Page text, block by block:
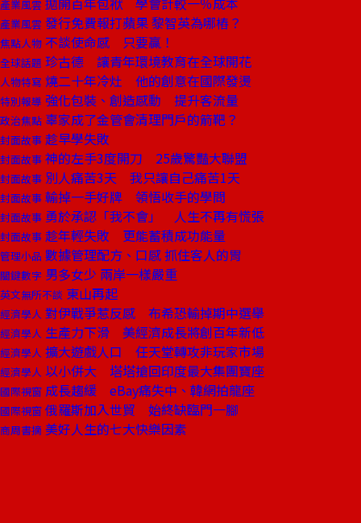
產業風雲
產業風雲 發行免費報打蘋果 黎智英為哪樁？
焦點人物 不談使命感 只要贏！
全球話題 珍古德 讓青年環境教育在全球開花
人物特寫 燒二十年冷灶 他的創意在國際發燙
特別報導 強化包裝、創造感動 提升客流量
政治焦點 辜家成了金管會清理門戶的箭靶？
封面故事 趁早學失敗
封面故事 神的左手3度開刀 25歲驚豔大聯盟
封面故事 別人痛苦3天 我只讓自己痛苦1天
封面故事 輸掉一手好牌 領悟收手的學問
封面故事 勇於承認「我不會」 人生不再有慌張
封面故事 趁年輕失敗 更能蓄積成功能量
管理小品 數據管理配方、口感 抓住客人的胃
關鍵數字 男多女少 兩岸一樣嚴重
英文無所不談 東山再起
經濟學人 對伊戰爭惹反感 布希恐輸掉期中選舉
經濟學人 生產力下滑 美經濟成長將創百年新低
經濟學人 擴大遊戲人口 任天堂轉攻非玩家市場
經濟學人 以小併大 塔塔搶回印度最大集團寶座
國際視窗 成長趨緩 eBay痛失中、韓網拍龍座
國際視窗 俄羅斯加入世貿 始終缺臨門一腳
商周書摘 美好人生的七大快樂因素